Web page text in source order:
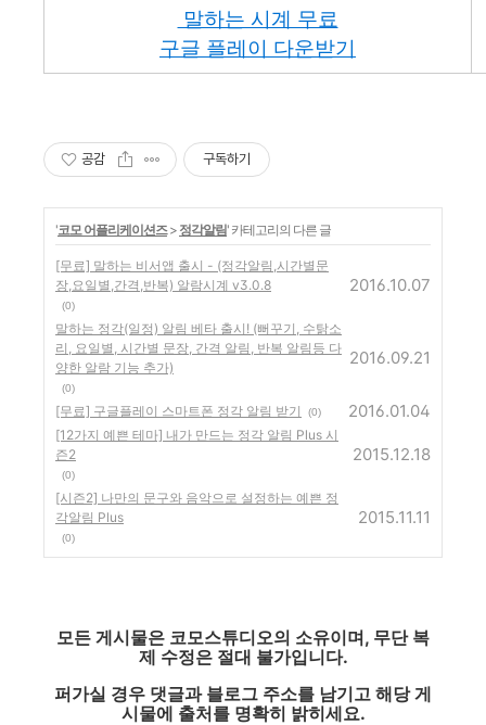
말하는 시계 무료
구글 플레이
다운받기
공감 구독하기
'코모 어플리케이션즈> 정각알림' 카테고리의 다른 글
[무료] 말하는 비서앱 출시 - (정각알림,시간별문
장,요일별,간격,반복) 알람시계 v3.0.8
(0)
2016.10.07
말하는 정각(일정) 알림 베타 출시! (뻐꾸기, 수탉소
리, 요일별, 시간별 문장, 간격 알림, 반복 알림등 다
양한 알람 기능 추가)
(0)
2016.09.21
[무료] 구글플레이 스마트폰 정각 알림 받기 (0) 2016.01.04
[12가지 예쁜 테마] 내가 만드는 정각 알림 Plus 시
즌2
(0)
2015.12.18
[시즌2] 나만의 문구와 음악으로 설정하는 예쁜 정
각알림 Plus
(0)
2015.11.11
모든 게시물은 코모스튜디오의 소유이며, 무단 복
제 수정은 절대 불가입니다.
퍼가실 경우 댓글과 블로그 주소를 남기고 해당 게
시물에 출처를 명확히 밝히세요.